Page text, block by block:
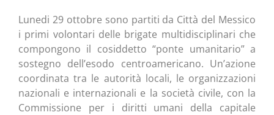
Lunedi 29 ottobre sono partiti da Città del Messico
i primi volontari delle brigate multidisciplinari che
compongono il cosiddetto “ponte umanitario” a
sostegno dell’esodo centroamericano. Un’azione
coordinata tra le autorità locali, le organizzazioni
nazionali e internazionali e la società civile, con la
Commissione per i diritti umani della capitale